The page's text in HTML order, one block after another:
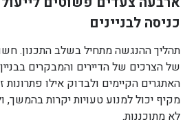
כניסה לבניינים
תהליך ההנגשה מתחיל בשלב התכנון.
של הצרכים של הדיירים והמבקרים
האתגרים הקיימים ולבדוק אילו פתרונות
מקיף יכול למנוע טעויות יקרות בהמשך,
לא מתוכננות.